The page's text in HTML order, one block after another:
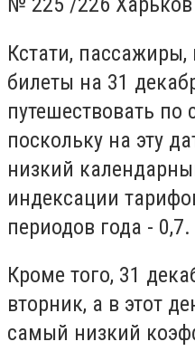
Кстати,
билеты на 31
путешествовать
поскольку на эту
низкий
индексации
периодов года - 0,7.
Кроме того, 31
вторник, а в этот
самый низкий